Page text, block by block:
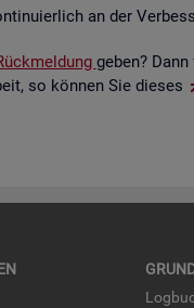
an der
geben?
so kön­nen Sie die­ses